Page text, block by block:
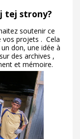
tej strony?
soutenir ce
vos projets . Cela
don, une idée à
des archives ,
et mémoire.